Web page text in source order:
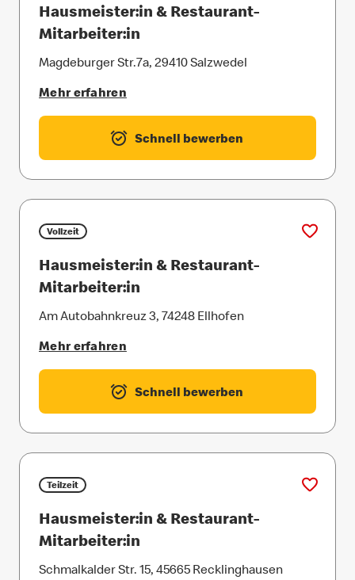
Hausmeister:in & Restaurant-
Mitarbeiter:in
Magdeburger Str.7a, 29410 Salzwedel
Mehr erfahren
Schnell bewerben
Vollzeit
Hausmeister:in & Restaurant-
Mitarbeiter:in
Am Autobahnkreuz 3, 74248 Ellhofen
Mehr erfahren
Schnell bewerben
Teilzeit
Hausmeister:in & Restaurant-
Mitarbeiter:in
Schmalkalder Str. 15, 45665 Recklinghausen